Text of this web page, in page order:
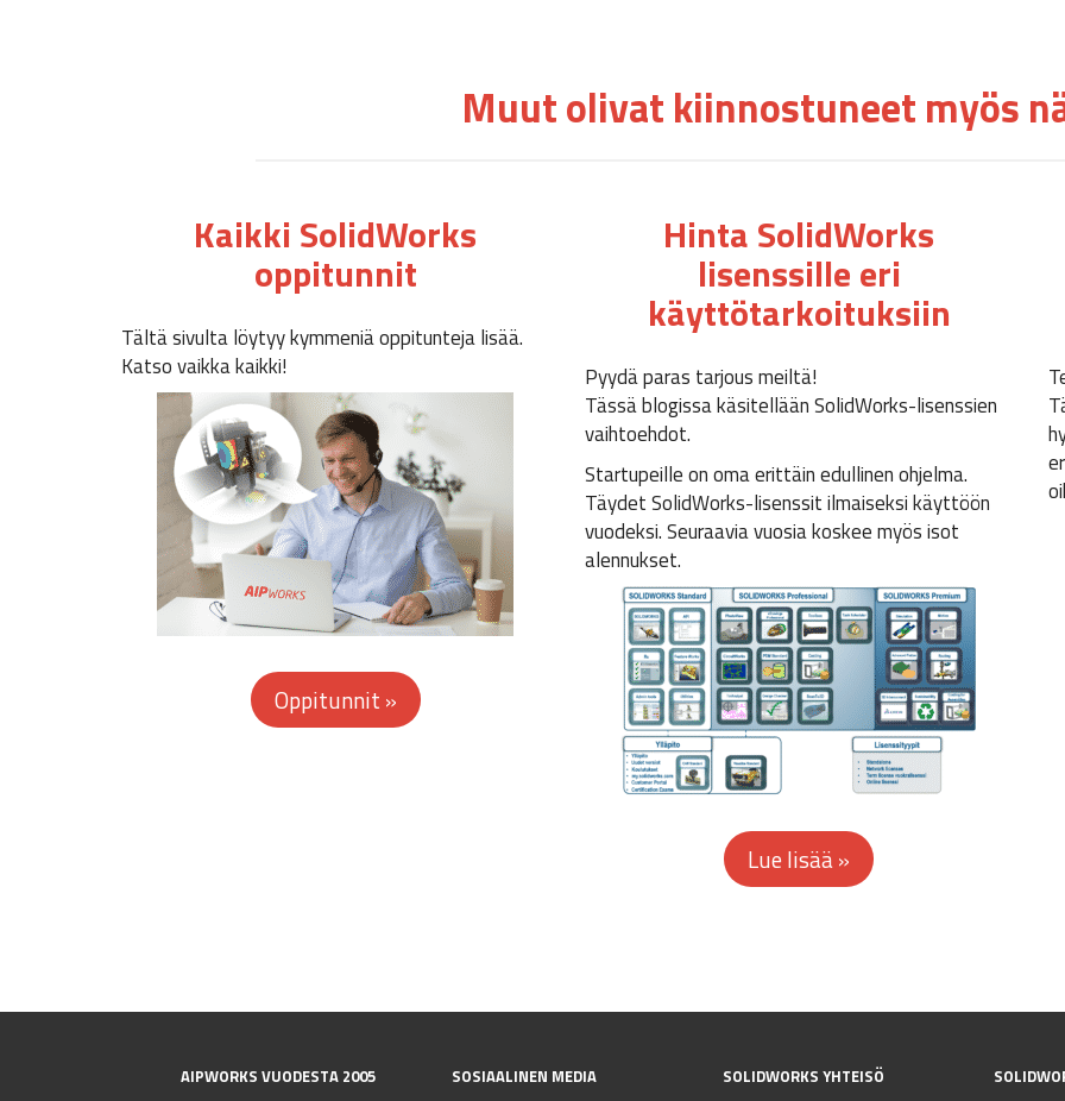
Muut olivat kiinnostuneet myös
Kaikki SolidWorks
oppitunnit
Tältä sivulta löytyy kymmeniä oppitunteja lisää.
Katso vaikka kaikki!
Hinta SolidWorks
lisenssille eri
käyttötarkoituksiin
Pyydä paras tarjous meiltä!
Tässä blogissa käsitellään SolidWorks-lisenssien
vaihtoehdot.
Startupeille on oma erittäin edullinen ohjelma.
Täydet SolidWorks-lisenssit ilmaiseksi käyttöön
vuodeksi. Seuraavia vuosia koskee myös isot
alennukset.
AIPWORKS VUODESTA 2005
SOSIAALINEN MEDIA
SOLIDWORKS YHTEISÖ